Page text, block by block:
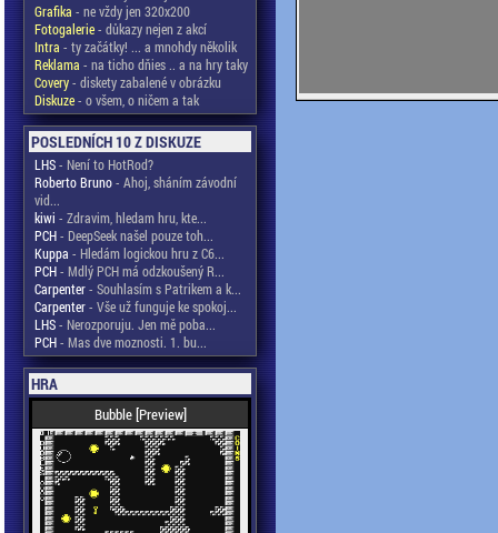
Grafika - ne vždy jen 320x200
Fotogalerie- důkazy nejen z akcí
Intra - ty začátky! ... a mnohdy několik
Reklama - na ticho dňies .. a na hry taky
Covery- diskety zabalené v obrázku
Diskuze- o všem, o ničem a tak
POSLEDNÍCH 10 Z DISKUZE
LHS- Není to HotRod?
Roberto Bruno- Ahoj, sháním závodní
vid...
kiwi - Zdravim, hledam hru, kte...
PCH- DeepSeek našel pouze toh...
Kuppa - Hledám logickou hru z C6...
PCH- Mdlý PCH má odzkoušený R...
Carpenter- Souhlasím s Patrikem a k...
Carpenter- Vše už funguje ke spokoj...
LHS- Nerozporuju. Jen mě poba...
PCH- Mas dve moznosti. 1. bu...
HRA
Bubble [Preview]